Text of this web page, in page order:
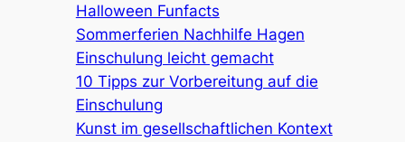
Halloween Funfacts
Sommerferien Nachhilfe Hagen
Einschulung leicht gemacht
10 Tipps zur Vorbereitung auf die
Einschulung
Kunst im gesellschaftlichen Kontext